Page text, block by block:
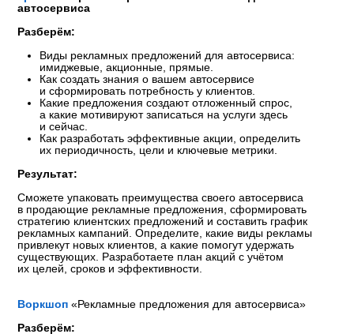
Как размещаться в СМИ и на контент-площадках:
алгоритм работы и контроль.
измерять его результат.
Сможете разработать стратегию ведения социальных сетей
и составить контент-план. Определите, как эффективно
работать с блогерами и СМИ, какие инструменты
использовать для продвижения и как оценивать результаты
кампаний.
Воркшоп«Онлайн-разбор социальных сетей»
Разберём:
Ответы на вопросы.
Онлайн-разбор социальных сетей участников курса.
Урок 3.Performance-маркетинг. Инструменты, вложив
средства в которые, вы сразу получите результат.
Онлайн-каналы
Разберём:
Какие онлайн-каналы результативный маркетинга
обеспечивают быстрый результат: реклама на картах,
контекст, Продвижение в поисковых системах,
таргетированная реклама.
Какие инструменты необходимы для запуска: сайт,
Как подготовить продуктовое предложение и выбрать
подходящие рекламные инструменты.
эффективность рекламных кампаний.